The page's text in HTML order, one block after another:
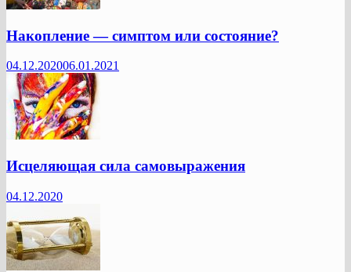
Накопление — симптом или состояние?
04.12.202006.01.2021
Исцеляющая сила самовыражения
04.12.2020